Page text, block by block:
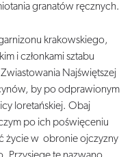
granatów ręcznych.
krakowskiego,
i członkami sztabu
Najświętszej
by po odprawionym
loretańskiej. Obaj
po ich poświęceniu
życie w obronie ojczyzny